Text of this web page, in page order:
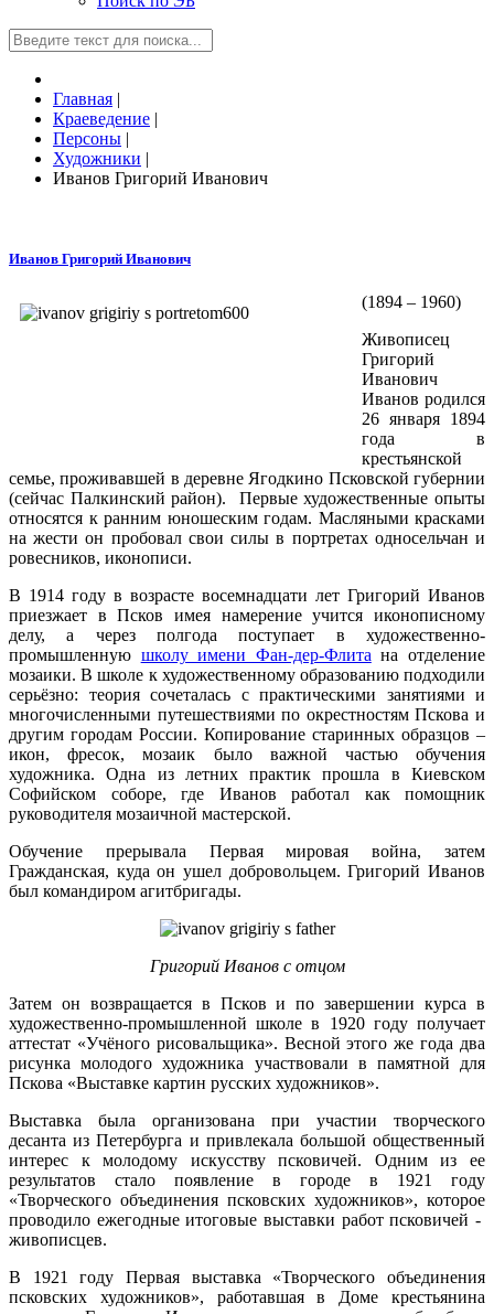
Главная |
Краеведение |
Персоны |
Художники |
Иванов Григорий Иванович
Иванов Григорий Иванович
(1894 – 1960)
Живописец
Григорий
Иванович
Иванов родился
26 января 1894
года в
крестьянской
семье, проживавшей в деревне Ягодкино Псковской губернии
(сейчас Палкинский район). Первые художественные опыты
относятся к ранним юношеским годам. Масляными красками
на жести он пробовал свои силы в портретах односельчан и
ровесников, иконописи.
В 1914 году в возрасте восемнадцати лет Григорий Иванов
приезжает в Псков имея намерение учится иконописному
делу, а через полгода поступает в художественно-
промышленную школу имени Фан-дер-Флита на отделение
мозаики. В школе к художественному образованию подходили
серьёзно: теория сочеталась с практическими занятиями и
многочисленными путешествиями по окрестностям Пскова и
другим городам России. Копирование старинных образцов –
икон, фресок, мозаик было важной частью обучения
художника. Одна из летних практик прошла в Киевском
Софийском соборе, где Иванов работал как помощник
руководителя мозаичной мастерской.
Обучение прерывала Первая мировая война, затем
Гражданская, куда он ушел добровольцем. Григорий Иванов
был командиром агитбригады.
Григорий Иванов с отцом
Затем он возвращается в Псков и по завершении курса в
художественно-промышленной школе в 1920 году получает
аттестат «Учёного рисовальщика». Весной этого же года два
рисунка молодого художника участвовали в памятной для
Пскова «Выставке картин русских художников».
Выставка была организована при участии творческого
десанта из Петербурга и привлекала большой общественный
интерес к молодому искусству псковичей. Одним из ее
результатов стало появление в городе в 1921 году
«Творческого объединения псковских художников», которое
проводило ежегодные итоговые выставки работ псковичей -
живописцев.
В 1921 году Первая выставка «Творческого объединения
псковских художников», работавшая в Доме крестьянина